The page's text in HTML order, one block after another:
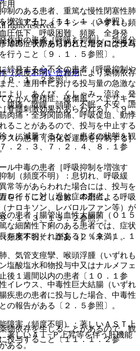
制のある患者、重篤な慢性閉塞性肺
増強する］〔１１．１．３参照〕。
作中の患者［呼吸を抑制し、気道分
続発する心不全の患者［呼吸抑制や
９．１．２参照〕。
かん重積症、破傷風、ストリキニ
脊髄刺激効果があらわれる］〔９．
スの患者［消化管運動を抑制する］
ル中毒の患者［呼吸抑制を増強す
イドに対し過敏症の患者。
患者［腸管出血性大腸菌（Ｏ１５
な細菌性下痢のある患者では、症状
を来すおそれがある］〔９．１．１
酸塩水和物投与中又はナルメフェ
後１週間以内の患者〔１０．１参
物依存を生じることがあるので、観
投与すること〔１１．１．２参
用
ク、アナフィラキシー（いずれも頻
圧低下、呼吸困難、頻脈、全身発
等の症状があらわれた場合には投与
行うこと〔９．１．５参照〕。
（頻度不明）：連用により薬物依存
た、連用中における投与量の急激な
より、あくび、くしゃみ、流涙、発
腹痛、散瞳、頭痛、不眠、不安、譫
肉痛・全身関節痛、呼吸促迫、動悸
ることがあるので、投与を中止する
々に減量するなど、患者の状態を観
．２．３、７．２．４、８．１参
制（頻度不明）：息切れ、呼吸緩
常等があらわれた場合には、投与を
を行うこと（なお、本剤による呼吸
ナロキソン、レバロルファン等）が
．１．３、１３．２参照〕。
度不明）、譫妄（２％未満）。
、気管支痙攣、喉頭浮腫（いずれも
イレウス、中毒性巨大結腸（いずれ
疾患の患者に投与した場合、中毒性
の報告がある〔２．５参照〕。
障害（頻度不明）：著しいＡＳＴ上
著しいＡｌ−Ｐ上昇等を伴う肝機能
ある。
rights reserved.
治療・予防を目的としたプログラム
リシーお問い合わせ